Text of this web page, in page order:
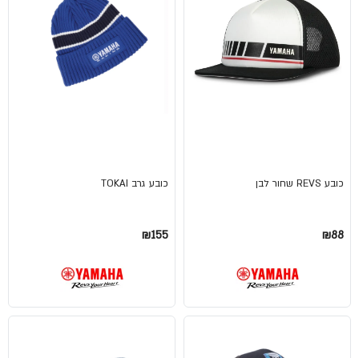
כובע REVS שחור לבן
₪88
כובע גרב TOKAI
₪155